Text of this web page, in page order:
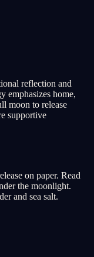
reflection and
emphasizes home,
moon to release
supportive
on paper. Read
the moonlight.
and sea salt.